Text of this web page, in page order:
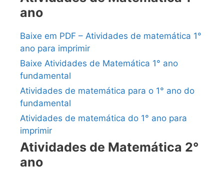
ano
Baixe em PDF – Atividades de matemática 1°
ano para imprimir
Baixe Atividades de Matemática 1° ano
fundamental
Atividades de matemática para o 1° ano do
fundamental
Atividades de matemática do 1° ano para
imprimir
Atividades de Matemática 2°
ano